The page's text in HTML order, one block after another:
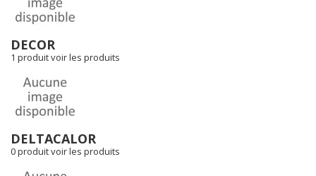
DECOR
1 produitvoir les produits
DELTACALOR
0 produitvoir les produits